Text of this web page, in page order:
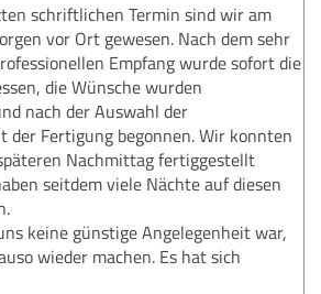
schriftlichen Termin sind wir am
vor Ort gewesen. Nach dem sehr
Empfang wurde sofort die
die Wünsche wurden
nach der Auswahl der
der Fertigung begonnen. Wir konnten
Nachmittag fertiggestellt
seitdem viele Nächte auf diesen
keine günstige Angelegenheit war,
wieder machen. Es hat sich